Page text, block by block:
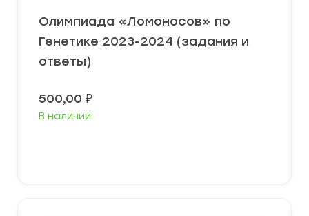
Олимпиада «Ломоносов» по
Генетике 2023-2024 (задания и
ответы)
500,00 ₽
В наличии